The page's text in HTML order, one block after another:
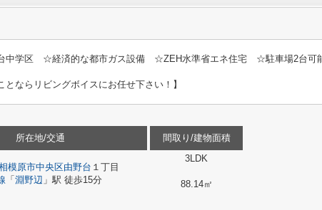
台中学区 ☆経済的な都市ガス設備 ☆ZEH水準省エネ住宅 ☆駐車場2台
とならリビングボイスにお任せ下さい！】
所在地/交通
模原市中央区由野台 １丁目
「 淵野辺 」駅 徒歩15分
間取り/建物面積
3LDK
88.14㎡